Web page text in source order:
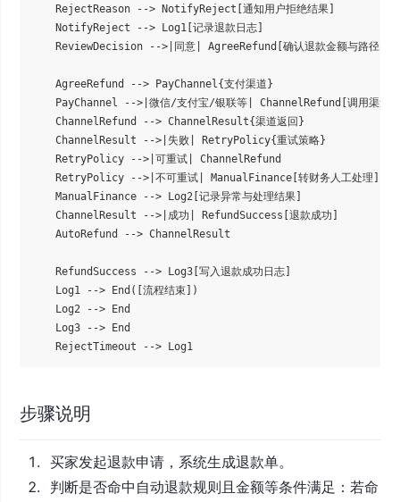
    RejectReason --> NotifyReject[通知用户拒绝结果]
    NotifyReject --> Log1[记录退款日志]
    ReviewDecision -->|同意| AgreeRefund[确认退款金额与路径]
    AgreeRefund --> PayChannel{支付渠道}
PayChannel -->|微信/支付宝/银联等| ChannelRefund[调用渠道
    ChannelRefund --> ChannelResult{渠道返回}
    ChannelResult -->|失败| RetryPolicy{重试策略}
    RetryPolicy -->|可重试| ChannelRefund
    RetryPolicy -->|不可重试| ManualFinance[转财务人工处理]
    ManualFinance --> Log2[记录异常与处理结果]
    ChannelResult -->|成功| RefundSuccess[退款成功]
    AutoRefund --> ChannelResult
    RefundSuccess --> Log3[写入退款成功日志]
    Log1 --> End([流程结束])
    Log2 --> End
    Log3 --> End
步骤说明
买家发起退款申请，系统生成退款单。
判断是否命中自动退款规则且金额等条件满足：若命